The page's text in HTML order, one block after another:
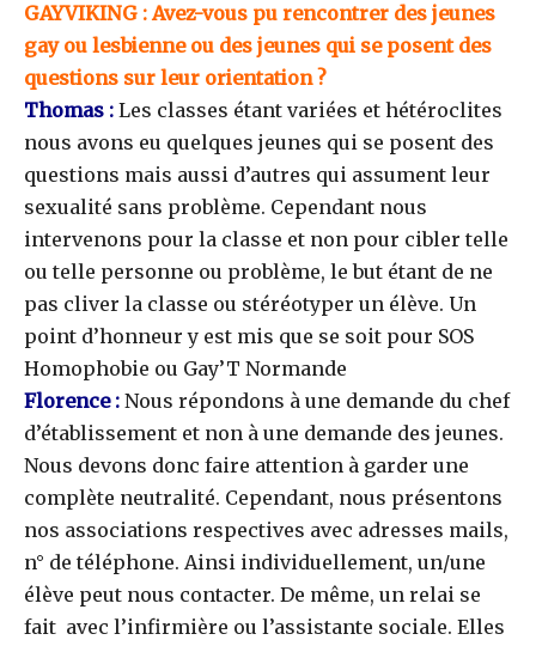
GAYVIKING : Avez-vous pu rencontrer des jeunes
gay ou lesbienne ou des jeunes qui se posent des
questions sur leur orientation ?
Thomas : Les classes étant variées et hétéroclites
nous avons eu quelques jeunes qui se posent des
questions mais aussi d’autres qui assument leur
sexualité sans problème. Cependant nous
intervenons pour la classe et non pour cibler telle
ou telle personne ou problème, le but étant de ne
pas cliver la classe ou stéréotyper un élève. Un
point d’honneur y est mis que se soit pour SOS
Homophobie ou Gay’T Normande
Florence : Nous répondons à une demande du chef
d’établissement et non à une demande des jeunes.
Nous devons donc faire attention à garder une
complète neutralité. Cependant, nous présentons
nos associations respectives avec adresses mails,
n° de téléphone. Ainsi individuellement, un/une
élève peut nous contacter. De même, un relai se
fait avec l’infirmière ou l’assistante sociale. Elles